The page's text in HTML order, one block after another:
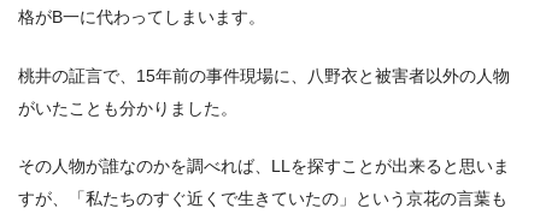
格がB一に代わってしまいます。
桃井の証言で、15年前の事件現場に、八野衣と被害者以外の人物
がいたことも分かりました。
その人物が誰なのかを調べれば、LLを探すことが出来ると思いま
すが、「私たちのすぐ近くで生きていたの」という京花の言葉も